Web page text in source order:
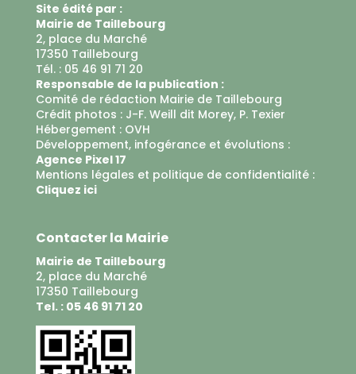
Site édité par :
Mairie de Taillebourg
2, place du Marché
17350 Taillebourg
Tél. : 05 46 91 71 20
Responsable de la publication :
Comité de rédaction Mairie de Taillebourg
Crédit photos : J-F. Weill dit Morey, P. Texier
Hébergement : OVH
Développement, infogérance et évolutions :
Agence Pixel 17
Mentions légales et politique de confidentialité :
Cliquez ici
Contacter la Mairie
Mairie de Taillebourg
2, place du Marché
17350 Taillebourg
Tel. : 05 46 91 71 20